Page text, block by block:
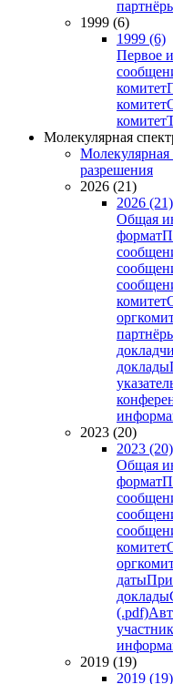
1999 (6)
1999 (6)
Первое
комитет
комитет
комитет
Молекулярная
Молекулярная
разрешения
2026 (21)
2026 (21)
Общая
формат
комитет
доклады
2023 (20)
2023 (20)
Общая
формат
комитет
даты
доклады
(.pdf)
2019 (19)
2019 (19)